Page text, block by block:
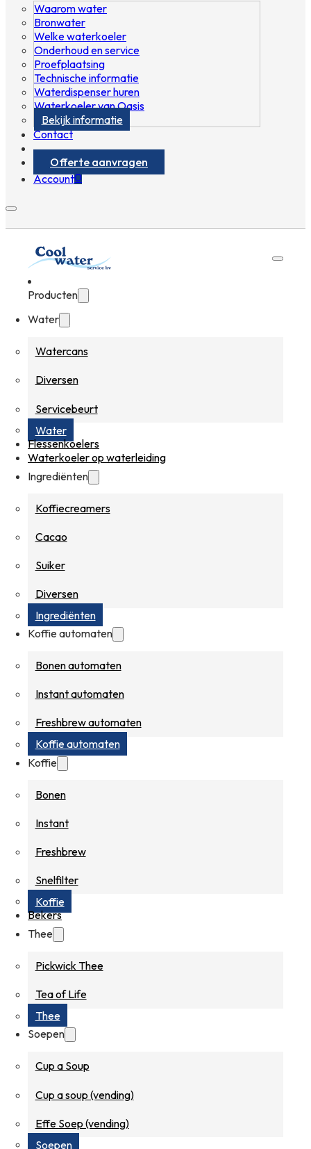
Waarom water
Bronwater
Welke waterkoeler
Onderhoud en service
Proefplaatsing
Technische informatie
Waterdispenser huren
Waterkoeler van Oasis
Bekijk informatie
Contact
Offerte aanvragen
Account0
Producten
Water
Watercans
Diversen
Servicebeurt
Water
Flessenkoelers
Waterkoeler op waterleiding
Ingrediënten
Koffiecreamers
Cacao
Suiker
Diversen
Ingrediënten
Koffie automaten
Bonen automaten
Instant automaten
Freshbrew automaten
Koffie automaten
Koffie
Bonen
Instant
Freshbrew
Snelfilter
Koffie
Bekers
Thee
Pickwick Thee
Tea of Life
Thee
Soepen
Cup a Soup
Cup a soup (vending)
Effe Soep (vending)
Soepen